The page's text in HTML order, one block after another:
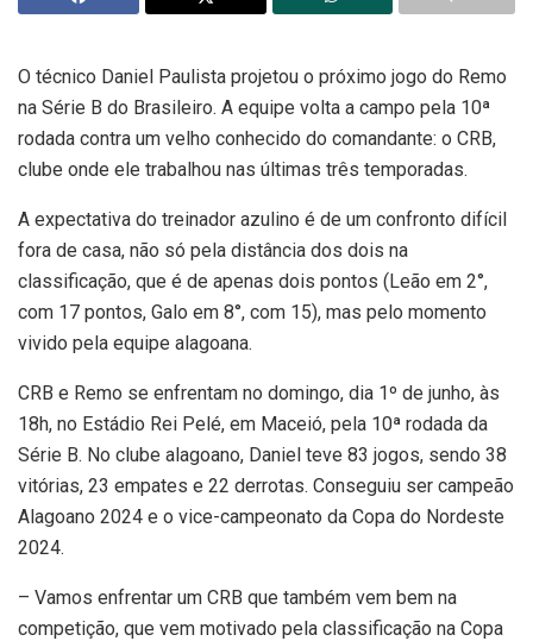
O técnico Daniel Paulista projetou o próximo jogo do Remo
na Série B do Brasileiro. A equipe volta a campo pela 10ª
rodada contra um velho conhecido do comandante: o CRB,
clube onde ele trabalhou nas últimas três temporadas.
A expectativa do treinador azulino é de um confronto difícil
fora de casa, não só pela distância dos dois na
classificação, que é de apenas dois pontos (Leão em 2°,
com 17 pontos, Galo em 8°, com 15), mas pelo momento
vivido pela equipe alagoana.
CRB e Remo se enfrentam no domingo, dia 1º de junho, às
18h, no Estádio Rei Pelé, em Maceió, pela 10ª rodada da
Série B. No clube alagoano, Daniel teve 83 jogos, sendo 38
vitórias, 23 empates e 22 derrotas. Conseguiu ser campeão
Alagoano 2024 e o vice-campeonato da Copa do Nordeste
2024.
– Vamos enfrentar um CRB que também vem bem na
competição, que vem motivado pela classificação na Copa